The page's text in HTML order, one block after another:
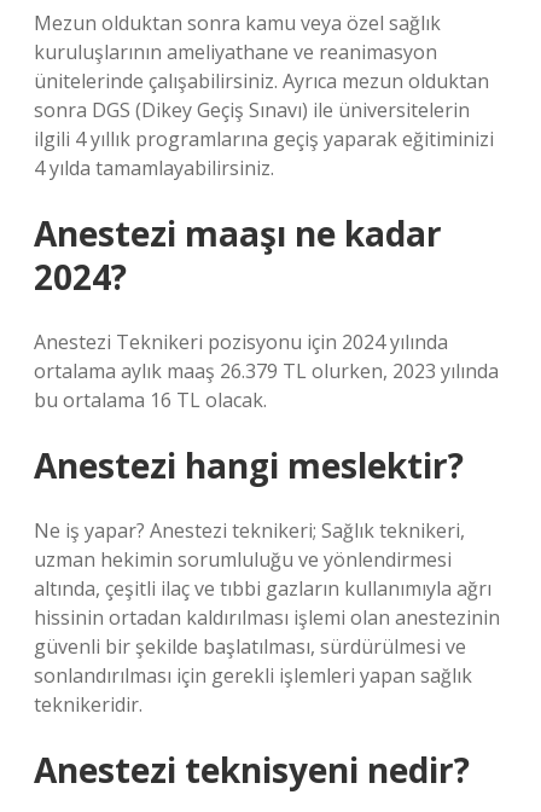
Mezun olduktan sonra kamu veya özel sağlık
kuruluşlarının ameliyathane ve reanimasyon
ünitelerinde çalışabilirsiniz. Ayrıca mezun olduktan
sonra DGS (Dikey Geçiş Sınavı) ile üniversitelerin
ilgili 4 yıllık programlarına geçiş yaparak eğitiminizi
4 yılda tamamlayabilirsiniz.
Anestezi maaşı ne kadar
2024?
Anestezi Teknikeri pozisyonu için 2024 yılında
ortalama aylık maaş 26.379 TL olurken, 2023 yılında
bu ortalama 16 TL olacak.
Anestezi hangi meslektir?
Ne iş yapar? Anestezi teknikeri; Sağlık teknikeri,
uzman hekimin sorumluluğu ve yönlendirmesi
altında, çeşitli ilaç ve tıbbi gazların kullanımıyla ağrı
hissinin ortadan kaldırılması işlemi olan anestezinin
güvenli bir şekilde başlatılması, sürdürülmesi ve
sonlandırılması için gerekli işlemleri yapan sağlık
teknikeridir.
Anestezi teknisyeni nedir?